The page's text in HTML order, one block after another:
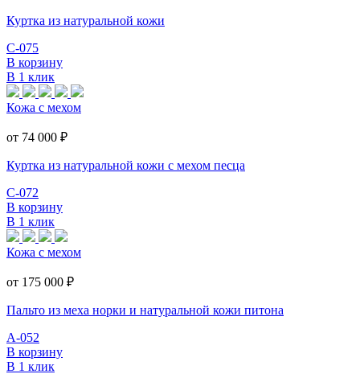
Куртка из натуральной кожи
С-075
В корзину
В 1 клик
Кожа с мехом
от 74 000 ₽
Куртка из натуральной кожи с мехом песца
С-072
В корзину
В 1 клик
Кожа с мехом
от 175 000 ₽
Пальто из меха норки и натуральной кожи питона
А-052
В корзину
В 1 клик